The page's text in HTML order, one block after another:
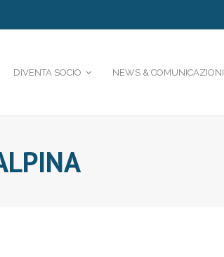
DIVENTA SOCIO NEWS & COMUNICAZIONI